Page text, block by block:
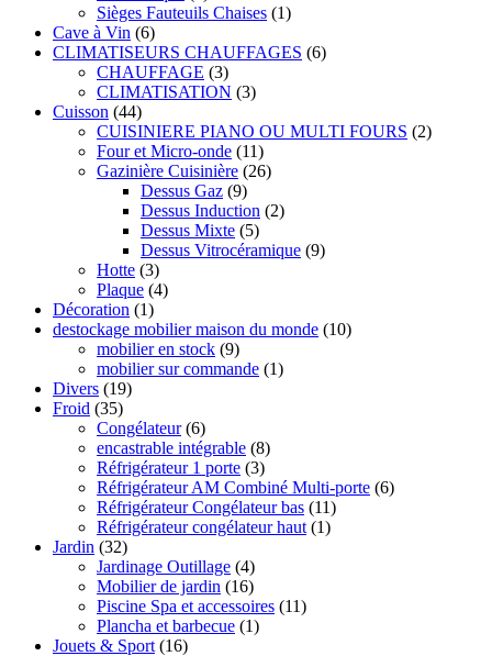
Sièges Fauteuils Chaises (1)
Cave à Vin (6)
CLIMATISEURS CHAUFFAGES (6)
CHAUFFAGE (3)
CLIMATISATION (3)
Cuisson (44)
CUISINIERE PIANO OU MULTI FOURS (2)
Four et Micro-onde (11)
Gazinière Cuisinière (26)
Dessus Gaz (9)
Dessus Induction (2)
Dessus Mixte (5)
Dessus Vitrocéramique (9)
Hotte (3)
Plaque (4)
Décoration (1)
destockage mobilier maison du monde (10)
mobilier en stock (9)
mobilier sur commande (1)
Divers (19)
Froid (35)
Congélateur (6)
encastrable intégrable (8)
Réfrigérateur 1 porte (3)
Réfrigérateur AM Combiné Multi-porte (6)
Réfrigérateur Congélateur bas (11)
Réfrigérateur congélateur haut (1)
Jardin (32)
Jardinage Outillage (4)
Mobilier de jardin (16)
Piscine Spa et accessoires (11)
Plancha et barbecue (1)
Jouets & Sport (16)